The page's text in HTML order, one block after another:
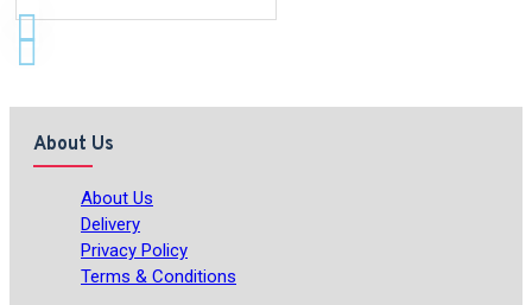
About Us
About Us
Delivery
Privacy Policy
Terms & Conditions